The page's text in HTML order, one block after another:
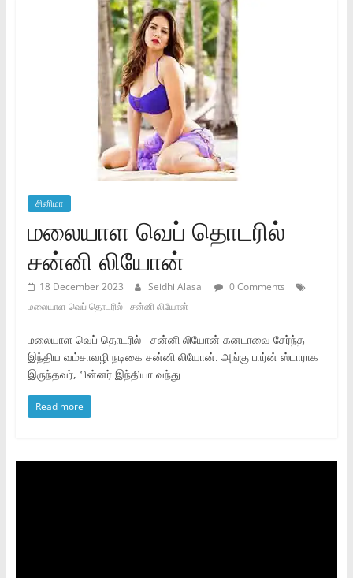
சினிமா
மலையாள வெப் தொடரில்
சன்னி லியோன்
18 December 2023 Seidhi Alasal
0 Comments
மலையாள வெப் தொடரில் சன்னி லியோன்
மலையாள வெப் தொடரில் சன்னி லியோன் கனடாவை சேர்ந்த
இந்திய வம்சாவழி நடிகை சன்னி லியோன். அங்கு பார்ன் ஸ்டாராக
இருந்தவர், பின்னர் இந்தியா வந்து
Read more